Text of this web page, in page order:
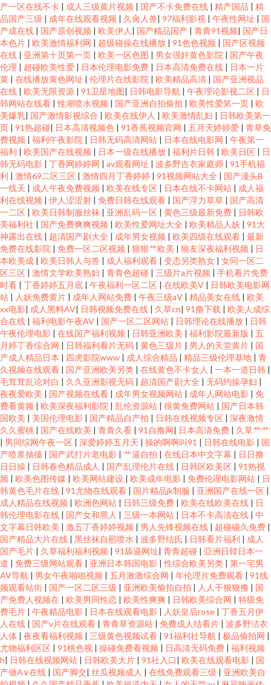
产一区在线不卡 | 成人三级黄片视频 | 国产不卡免费在线 | 精产国品 | 精
品国产三级 | 成年在线观看视频 | 久肏人兽| 97福利影视 | 午夜性网址 | 国
产成在线 | 国产原创视频 | 欧美伊人 | 国产精品国产 | 青青91视频| 国产日
本色片 | 欧美激情福利网 | 超级碰操在线播放 | 91色色视频 | 国产区视频
在线 | 亚洲第十页第一页 | 欧美一区色图 | 男女强奸黄色影院 | 国产午夜
伦理 | 超碰欧美性爱 | 日本伦理电影免费 | 日本高清免费在线 | 日本一片
黄 | 在线播放黄色网址 | 伦理片在线影院 | 欧美精品高清 | 国产亚洲视品
在线 | 欧美无限资源 | 91卫星地图| 日韩电影导航 | 午夜理论影视二区 | 日
韩网站在线看 |性潮喷水视频 | 国产亚洲自拍偷拍 | 欧美性爱笫一页 | 欧
美爆乳| 国产激情影视综合 | 欧美在线伊人 | 欧美激情乱妇 | 日韩欧美第一
页 | 91热超碰| 日本高清视频色 | 91香蕉视频官网 | 五月天婷婷爱 | 青草免
费视频 | 福利午夜影院 | 日韩无码高清网站 | 日本在线电影网 | 午夜第一
福利 | 欧美国产在线视频 | 日本一级在线播放 | 福利片日韩 | 欧美日区 | 日
韩无码电影 | 丁香网婷婷网 | av观看网址 | 波多野吉衣家庭师 | 91手机福
利 | 激情69二区三区 | 激情四月丁香婷婷 | 91视频网站大全 | 国产漫头B
一线天 | 成人午夜免费视频 | 欧美在线专区 | 日本在线不卡网站 | 成人福
利在线视频 | 伊人涩涩射 | 免费日韩在线观看 | 国产浮力草草 | 国产高清
一二区 | 欧美日韩制服丝袜 | 亚洲乱码一区 | 黄色三级最新免费 | 日韩欧
美福利社 | 国产免费爽爽视频 | 欧美性爱网址大全 | 欧美精品人妖 | 91大
神露出在线 | 超清国产剧大全 | 成年男女视频 | 欧美四级在线观看 | 最新
免费在线影院 | 免费一区二区视频 | 狠狠艹欧美 | 狼友深夜福利视频 | 日
本欧美成 | 欧美日韩人与兽 | 成人福利观看 | 变态另类熟女 | 女同一区二
区三区 | 激情文学欧美熟妇 | 青青色超碰 | 三级片a片视频 | 手机看片免费
时看 | 丁香婷婷五月底 | 午夜福利一区二区 | 在线欧美V | 日韩欧美电影网
站 | 人妖免费黄片 | 成年人网站免费 | 午夜三级aV | 精品美女在线 | 欧美
xx电影| 成人黑料AV| 日韩视频免费在线 | 久草cn| 91撸下载 | 欧美人成综
合在线 | 福利电影午夜AV | 国产一区二区网站 | 日韩理论在线播放 | 日韩
午夜伦理电影 | 在线国产福利视频 | 日韩亚洲欧美 | 福利影院最新版 | 五
月婷丁香综合网 | 日韩福利看片无码 | 黄色三级片 | 男人的天堂黄片 | 国
产成人精品日本 | 四虎影院www | 成人综合精品 | 精品三级伦理基地 | 青
久视频在线观看 | 国产亚洲欧美另类 | 在线黄色不卡女人 | 一本一道日韩 |
毛茸茸乱论对白 | 久久亚洲影视无码 | 超清国产剧大全 | 无码约操孕妇 |
夜夜爱欧美 | 国产视频在线看 | 成年男女视频网站 | 成年人网站电影 | 免
费看黄频 | 欧美深夜福利影院 | 乱伦资源站 | 很黄免费网站 | 国产日本韩
国欧美 | 美国伦理电影 | 国产精品自产拍 | 日韩在线视频专区 | 深夜激情
久久蜜桃 | 国产在线欧美 | 青青久看 | 91自撸网| 日本高清免费 | 久草艹艹
| 男同综网午夜一区 | 深爱婷婷五月天 | 操的啊啊叫91 | 日韩在线电影 | 国
产喷浆抽搐 | 国产武打片老电影 | 艹逼自拍 | 在线日本中文字幕 | 日日撸
日日操 | 日韩春色精品成人 | 国产乱理伦片在线 | 日韩区欧美区 | 91热视
频 | 欧美色图传媒 | 欧美网站建设 | 欧美成年电影 | 免费伦理电影网站 | 日
韩黄色毛片在线 | 91尤物在线观看 | 国片精品jk制服 | 亚洲国产在线一区 |
成人精品在线视频 | 欧洲色网站 | 日韩三级免费 | 欧美在线欧美在线 | 日
韩伦理电影在线 | 国产女和黑人 | 三级一本网站 | 日本不卡高清在线 | 中
文字幕日韩欧美 | 激五丁香婷婷视频 | 男人先锋视频在线 | 超碰碰久免费 |
国产精品大片在线 | 黑丝袜自慰喷水 | 波多野结氏 | 日韩看片福利 | 成人
国产毛片 | 久草福利福利视频 | 91舔逼网址| 青青超碰 | 亞洲日韓日本一
道 | 免费三级网站观看 | 亚洲日本韩国电影 |性综合欧美另类 | 第一宅男
AV导航 | 男女午夜啪啪视频 | 五月激激综合网 | 年伦理片免费观看 | 91线
频观看站街 | 国产一区二区三级 | 亚洲欧美偷拍自拍 | 人人干狠狠撸 | 国
产免费人视频在 | 欧美男同性恋 | 欧美性爽爽 | 日韩欧美综合网 | 特级免
费毛片 | 午夜精品电影 | 日本在线观看电影 | 人妖皇后rose | 丁香五月伊
人在线 | 国产v片在线观看 | 青青草资源站 | 免费成人结看片 | 波多野洁衣
人体 | 夜夜看福利视频 | 三级黄色视频试看 | 91福利社导航 | 极品偷拍网 |
尤物福利区区 | 91桃色视 | 操碰免费看视频 | 日高清无码免费 | 福利视频
h| 日韩在线视频网站 | 日韩欧美大片 | 91社入口| 欧美在线观看电影 | 国
产做A∨在线 | 国产脚交| 丝瓜视频成人 | 在线免费观看三级 | 亚洲欧美自